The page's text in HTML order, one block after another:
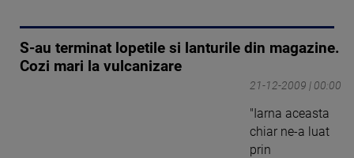
S-au terminat lopetile si lanturile din magazine.
Cozi mari la vulcanizare
21-12-2009 | 00:00
"Iarna aceasta
chiar ne-a luat
prin